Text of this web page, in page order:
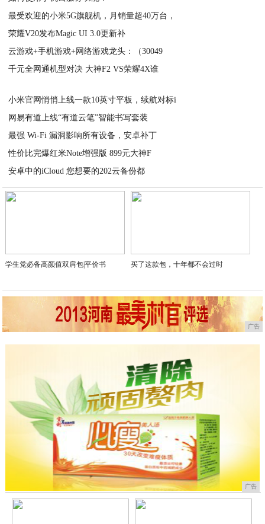
最受欢迎的小米5G旗舰机，月销量超40万台，
荣耀V20发布Magic UI 3.0更新补
云游戏+手机游戏+网络游戏龙头：（30049
千元全网通机型对决 大神F2 VS荣耀4X谁
小米官网悄悄上线一款10英寸平板，续航对标i
网易有道上线“有道云笔”智能书写套装
最强 Wi-Fi 漏洞影响所有设备，安卓补丁
性价比完爆红米Note增强版 899元大神F
安卓中的iCloud 您想要的202云备份都
2020-08-24
学生党必备高颜值双肩包|平价书 买了这款包，十年都不会过时
广告
广告